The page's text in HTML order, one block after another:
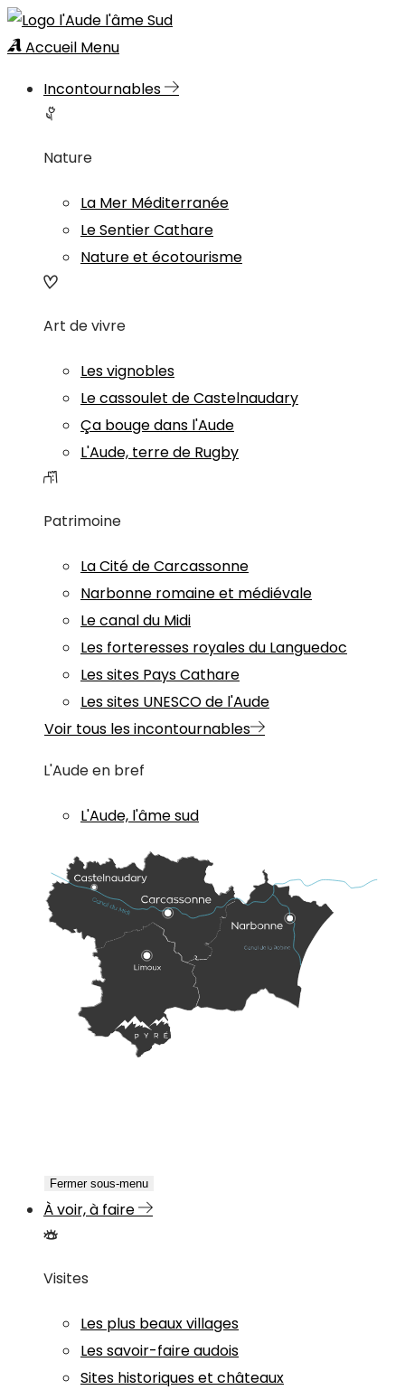
Accueil Menu
Incontournables
Nature
La Mer Méditerranée
Le Sentier Cathare
Nature et écotourisme
Art de vivre
Les vignobles
Le cassoulet de Castelnaudary
Ça bouge dans l'Aude
L'Aude, terre de Rugby
Patrimoine
La Cité de Carcassonne
Narbonne romaine et médiévale
Le canal du Midi
Les forteresses royales du Languedoc
Les sites Pays Cathare
Les sites UNESCO de l'Aude
Voir tous les incontournables
L'Aude en bref
L'Aude, l'âme sud
Fermer sous-menu
À voir, à faire
Visites
Les plus beaux villages
Les savoir-faire audois
Sites historiques et châteaux